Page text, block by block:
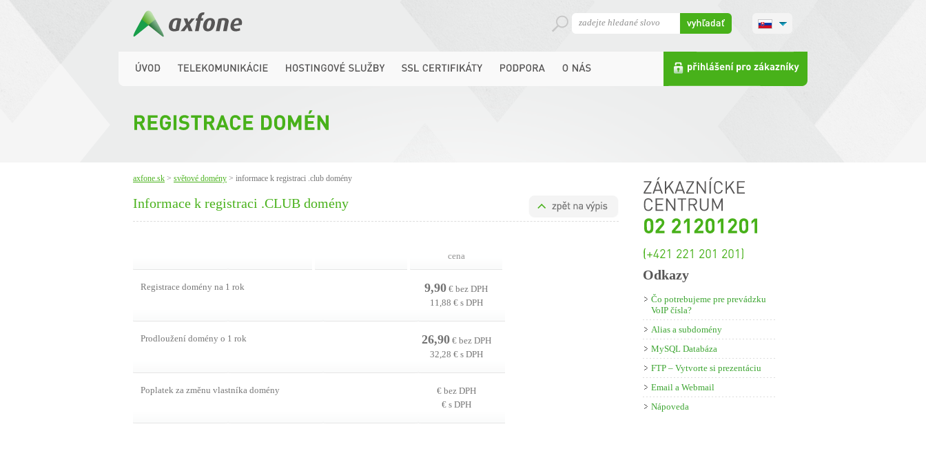
axfone.sk > světové domény > informace k registraci .club domény
Informace k registraci .CLUB domény
cena
Registrace domény na 1 rok 9,90 € bez DPH
11,88 € s DPH
Prodloužení domény o 1 rok 26,90€ bez DPH
32,28 € s DPH
Poplatek za změnu vlastníka domény
€ bez DPH
€ s DPH
Odkazy
Čo potrebujeme pre prevádzku
VoIP čísla?
Alias a subdomény
MySQL Databáza
FTP – Vytvorte si prezentáciu
Email a Webmail
Nápoveda